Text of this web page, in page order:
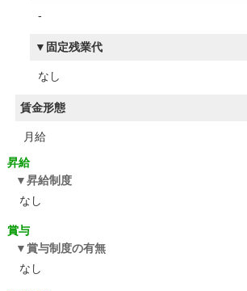
-
固定残業代
なし
賃金形態
月給
昇給
昇給制度
なし
賞与
賞与制度の有無
なし